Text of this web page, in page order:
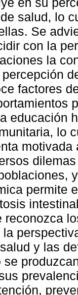
salud, lo
Se
con la
la
factores
educación
lo
permite
reconozca
y las
se